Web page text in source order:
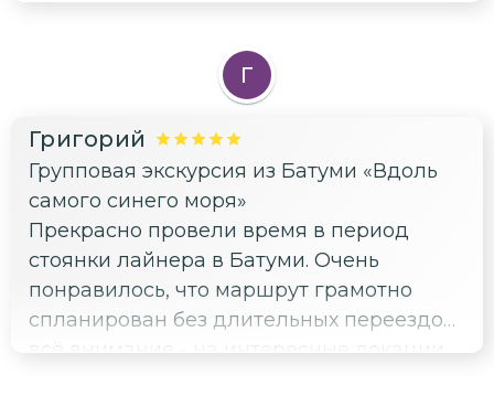
Г
Григорий
Групповая экскурсия из Батуми «Вдоль
самого синего моря»
Прекрасно провели время в период
стоянки лайнера в Батуми. Очень
понравилось, что маршрут грамотно
спланирован без длительных переездов,
всё внимание - на интересные локации.